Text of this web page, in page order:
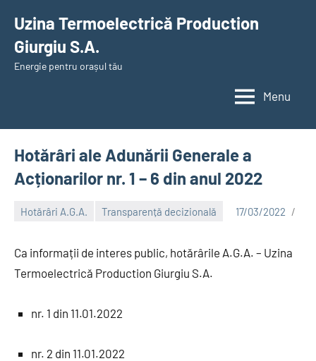
content
Uzina Termoelectrică Production
Giurgiu S.A.
Energie pentru orașul tău
Menu
Hotărâri ale Adunării Generale a
Acționarilor nr. 1 – 6 din anul 2022
Hotărâri A.G.A. Transparență decizională 17/03/2022
Ca informații de interes public, hotărârile A.G.A. – Uzina
Termoelectrică Production Giurgiu S.A.
nr. 1 din 11.01.2022
nr. 2 din 11.01.2022